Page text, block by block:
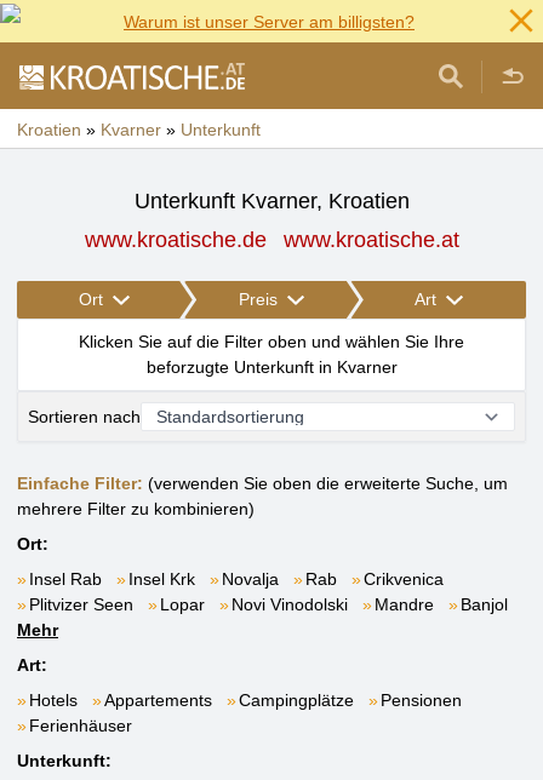
Warum ist unser Server am billigsten?
Kroatien » Kvarner » Unterkunft
Unterkunft Kvarner, Kroatien
www.kroatische.de
www.kroatische.at
Ort Preis Art
Klicken Sie auf die Filter oben und wählen Sie Ihre
beforzugte Unterkunft in Kvarner
Sortieren nach
Einfache Filter: (verwenden Sie oben die erweiterte Suche, um
mehrere Filter zu kombinieren)
Ort:
Insel Rab
Insel Krk Novalja Rab
Crikvenica
Plitvizer Seen
Lopar Novi Vinodolski Mandre
Banjol
Mehr
Art:
Hotels
Appartements Campingplätze
Pensionen
Ferienhäuser
Unterkunft: